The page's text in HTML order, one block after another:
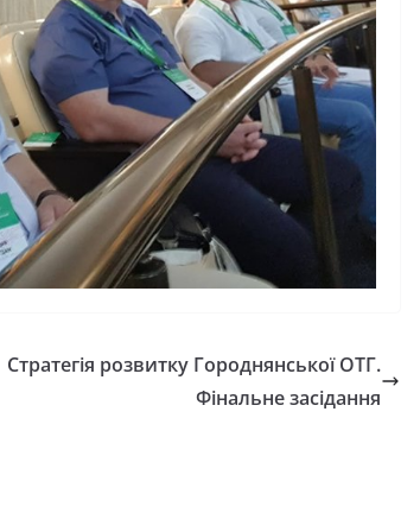
Стратегія розвитку Городнянської ОТГ.
Фінальне засідання
06.08.2026 gormr